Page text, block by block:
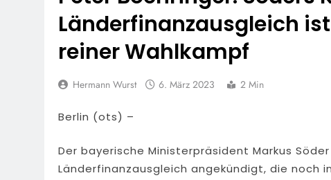
7. August 2026
HZA-F:
Durch
7. August 2026
POL-OH: 25 Jahre
Erhalten Spannende
Mittelhessen:
POL-OH: Die
6. August 2026
Länderfinanzausgleich
reiner Wahlkampf
Hermann Wurst 6. März 2023 2 Min
Berlin (ots) –
Der bayerische Ministerpräsident Markus
Länderfinanzausgleich angekündigt, die noch